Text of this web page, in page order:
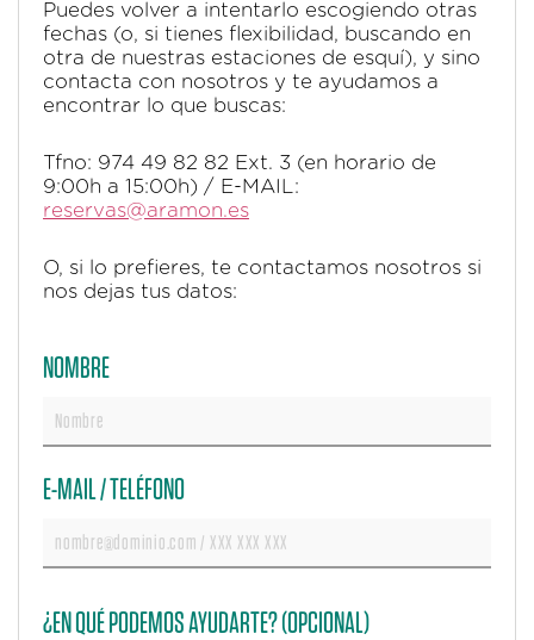
Puedes volver a intentarlo escogiendo otras
fechas (o, si tienes flexibilidad, buscando en
otra de nuestras estaciones de esquí), y sino
contacta con nosotros y te ayudamos a
encontrar lo que buscas:
Tfno: 974 49 82 82 Ext. 3 (en horario de
9:00h a 15:00h) / E-MAIL:
reservas@aramon.es
O, si lo prefieres, te contactamos nosotros si
nos dejas tus datos:
NOMBRE
E-MAIL / TELÉFONO
¿EN QUÉ PODEMOS AYUDARTE? (OPCIONAL)